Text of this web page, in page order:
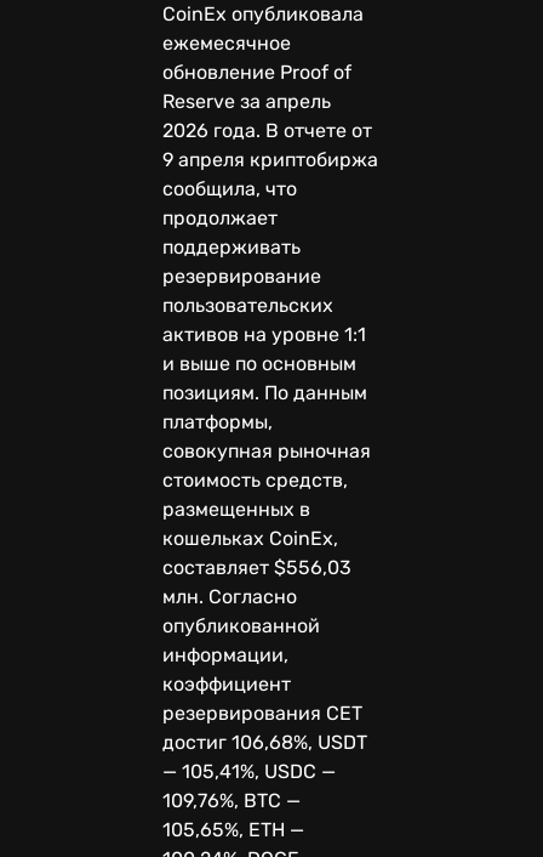
CoinEx опубликовала
ежемесячное
обновление Proof of
Reserve за апрель
2026 года. В отчете от
9 апреля криптобиржа
сообщила, что
продолжает
поддерживать
резервирование
пользовательских
активов на уровне 1:1
и выше по основным
позициям. По данным
платформы,
совокупная рыночная
стоимость средств,
размещенных в
кошельках CoinEx,
составляет $556,03
млн. Согласно
опубликованной
информации,
коэффициент
резервирования CET
достиг 106,68%, USDT
— 105,41%, USDC —
109,76%, BTC —
105,65%, ETH —